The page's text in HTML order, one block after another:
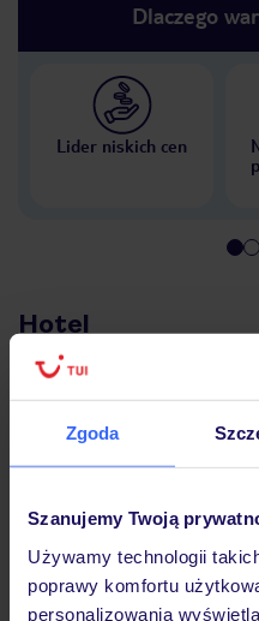
Zgoda
Szanujemy Twoją
Używamy technologii
poprawy komfortu
personalizowania
Dlaczego
Lider niskich cen
Hotel
Atrakcje